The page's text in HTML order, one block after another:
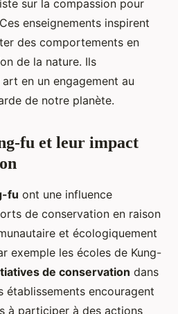
sur la compassion pour
enseignements inspirent
des comportements en
de la nature. Ils
en un engagement au
de notre planète.
fu et leur impact
fu ont une influence
de conservation en raison
et écologiquement
exemple les écoles de Kung-
de conservation dans
établissements encouragent
à participer à des actions